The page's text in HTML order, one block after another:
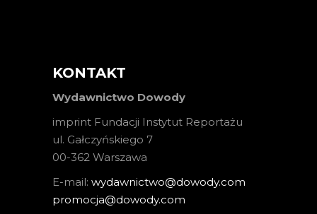
KONTAKT
Wydawnictwo Dowody
imprint Fundacji Instytut Reportażu
ul. Gałczyńskiego 7
00-362 Warszawa
E-mail: wydawnictwo@dowody.com
promocja@dowody.com